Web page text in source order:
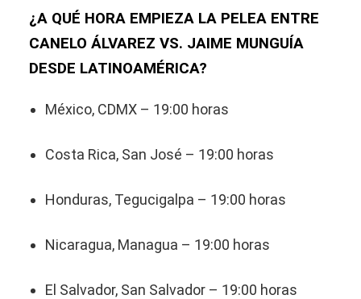
¿A QUÉ HORA EMPIEZA LA PELEA ENTRE
CANELO ÁLVAREZ VS. JAIME MUNGUÍA
DESDE LATINOAMÉRICA?
México, CDMX – 19:00 horas
Costa Rica, San José – 19:00 horas
Honduras, Tegucigalpa – 19:00 horas
Nicaragua, Managua – 19:00 horas
El Salvador, San Salvador – 19:00 horas